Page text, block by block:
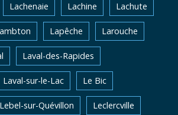
Lachenaie Lachine Lachute
Lapêche Larouche
Laval-des-Rapides
Laval-sur-le-Lac Le Bic
Lebel-sur-Quévillon Leclercville